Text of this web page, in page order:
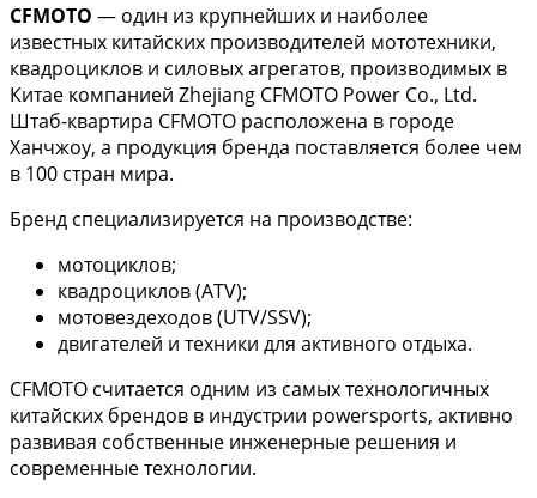
CFMOTO — один из крупнейших и наиболее
известных китайских производителей мототехники,
квадроциклов и силовых агрегатов, производимых в
Китае компанией Zhejiang CFMOTO Power Co., Ltd.
Штаб-квартира CFMOTO расположена в городе
Ханчжоу, а продукция бренда поставляется более чем
в 100 стран мира.
Бренд специализируется на производстве:
мотоциклов;
квадроциклов (ATV);
мотовездеходов (UTV/SSV);
двигателей и техники для активного отдыха.
CFMOTO считается одним из самых технологичных
китайских брендов в индустрии powersports, активно
развивая собственные инженерные решения и
современные технологии.